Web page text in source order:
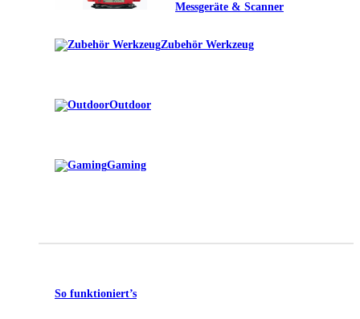
Messgeräte & Scanner
Zubehör Werkzeug
Outdoor
Gaming
So funktioniert’s